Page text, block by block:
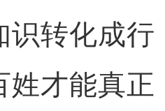
识转化成行
姓才能真正